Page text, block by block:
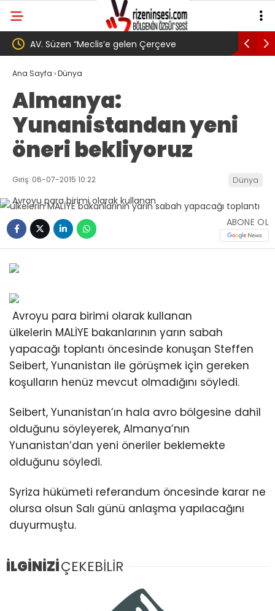
gelen Çerçeve
bir başlangıç için
olmuştur”
YENİ Parti’den Erdoğan’ın
Ana Sayfa ›Dünya
Almanya:
Yunanistandan yeni
öneri bekliyoruz
Giriş: 06-07-2015 10:22 Dünya
ABONE OL
Avroyu para birimi olarak kullanan
ülkelerin MALİYE bakanlarının yarın sabah
yapacağı toplantı öncesinde konuşan Steffen
Seibert, Yunanistan ile görüşmek için gereken
koşulların henüz mevcut olmadığını söyledi.
Seibert, Yunanistan’ın hala avro bölgesine dahil
olduğunu söyleyerek, Almanya’nın
Yunanistan’dan yeni öneriler beklemekte
olduğunu söyledi.
Syriza hükümeti referandum öncesinde karar ne
olursa olsun Salı günü anlaşma yapılacağını
duyurmuştu.
İLGİNİZİÇEKEBİLİR